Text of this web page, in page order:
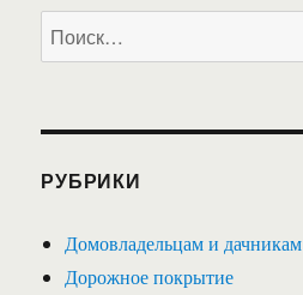
Искать:
РУБРИКИ
Домовладельцам и дачникам
Дорожное покрытие